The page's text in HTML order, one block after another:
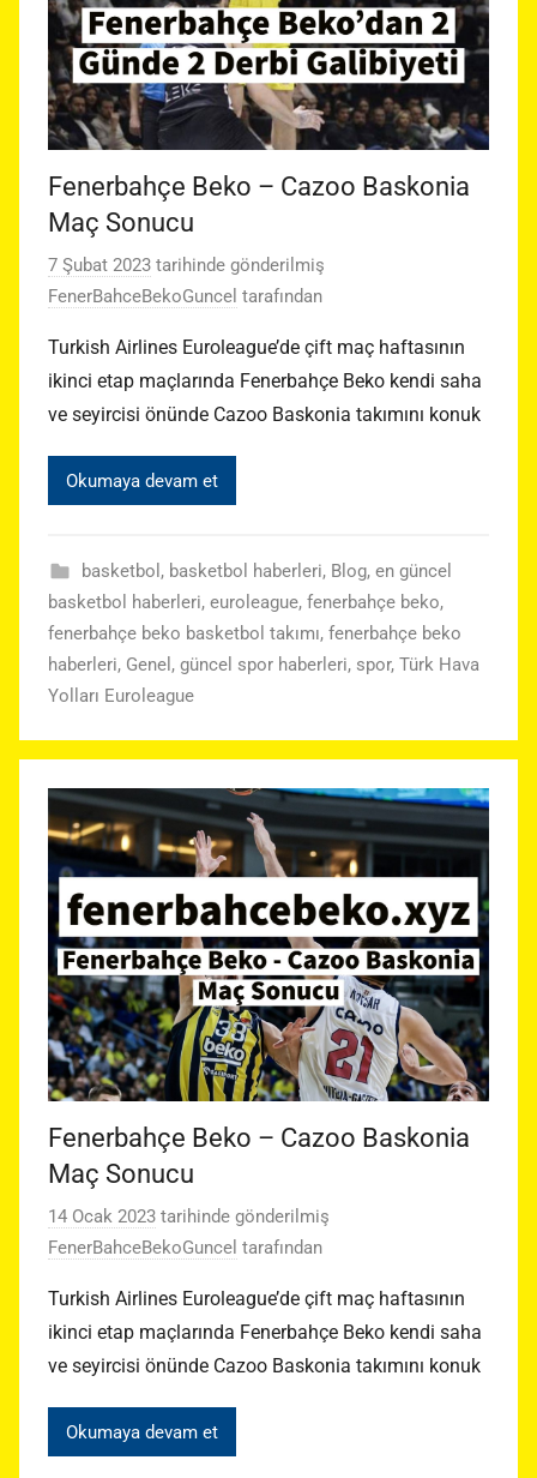
Fenerbahçe Beko – Cazoo Baskonia
Maç Sonucu
7 Şubat 2023 tarihinde gönderilmiş
FenerBahceBekoGuncel tarafından
Turkish Airlines Euroleague’de çift maç haftasının
ikinci etap maçlarında Fenerbahçe Beko kendi saha
ve seyircisi önünde Cazoo Baskonia takımını konuk
Okumaya devam et
basketbol , basketbol haberleri, Blog, en güncel
basketbol haberleri, euroleague, fenerbahçe beko,
fenerbahçe beko basketbol takımı, fenerbahçe beko
haberleri, Genel , güncel spor haberleri, spor, Türk Hava
Yolları Euroleague
Fenerbahçe Beko – Cazoo Baskonia
Maç Sonucu
14 Ocak 2023 tarihinde gönderilmiş
FenerBahceBekoGuncel tarafından
Turkish Airlines Euroleague’de çift maç haftasının
ikinci etap maçlarında Fenerbahçe Beko kendi saha
ve seyircisi önünde Cazoo Baskonia takımını konuk
Okumaya devam et